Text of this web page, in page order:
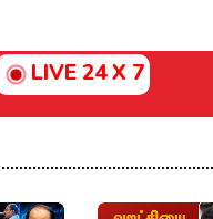
LIVE 24 X 7